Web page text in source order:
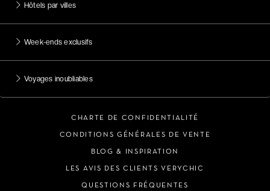
Hôtels par villes
Week-ends exclusifs
Voyages inoubliables
CHARTE DE CONFIDENTIALITÉ
CONDITIONS GÉNÉRALES DE VENTE
BLOG & INSPIRATION
LES AVIS DES CLIENTS VERYCHIC
QUESTIONS FRÉQUENTES